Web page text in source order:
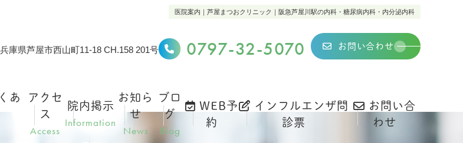
医院案内｜芦屋まつおクリニック｜阪急芦屋川駅の内科・糖尿病内科・内分泌内科
庫県芦屋市西山町11-18 CH.158 201号 0797-32-5070 お問い合わせ
あ
アクセ
ス
Access
院内掲示
Information
お知ら
せ
News
ブロ
グ
Blog
WEB予
約
インフルエンザ問
診票
お問い合
わせ